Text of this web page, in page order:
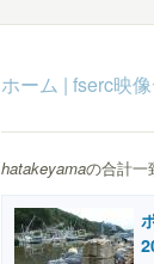
ホーム | fserc映
hatakeyamaの合計一